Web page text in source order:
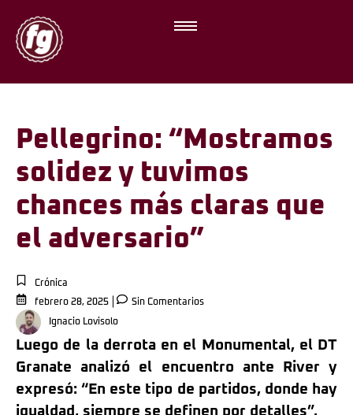
Pellegrino: “Mostramos
solidez y tuvimos
chances más claras que
el adversario”
Crónica
febrero 28, 2025
Sin Comentarios
Ignacio Lovisolo
Luego de la derrota en el Monumental, el DT
Granate analizó el encuentro ante River y
expresó: “En este tipo de partidos, donde hay
igualdad, siempre se definen por detalles”.